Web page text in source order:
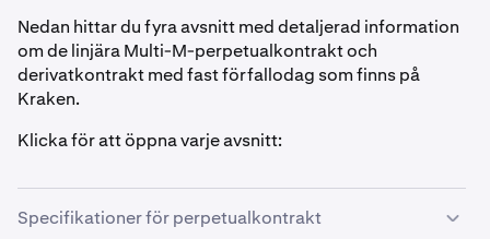
Nedan hittar du fyra avsnitt med detaljerad information
om de linjära Multi-M-perpetualkontrakt och
derivatkontrakt med fast förfallodag som finns på
Kraken.
Klicka för att öppna varje avsnitt:
Specifikationer för perpetualkontrakt